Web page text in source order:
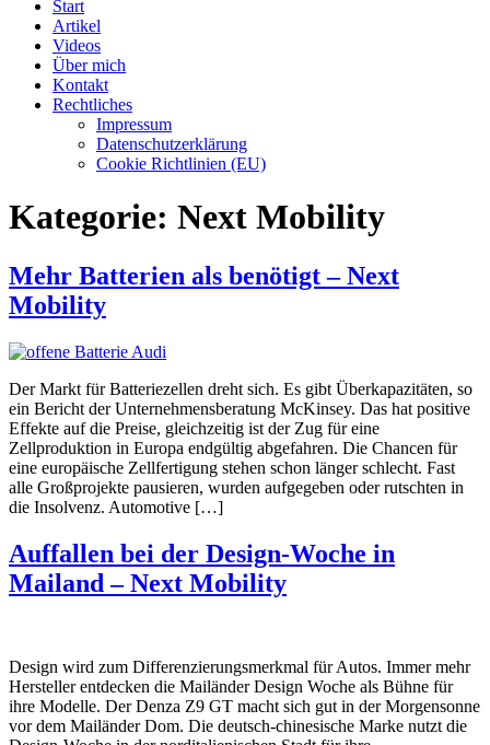
Start
Artikel
Videos
Über mich
Kontakt
Rechtliches
Impressum
Datenschutzerklärung
Cookie Richtlinien (EU)
Kategorie: Next Mobility
Mehr Batterien als benötigt – Next
Mobility
Der Markt für Batteriezellen dreht sich. Es gibt Überkapazitäten, so
ein Bericht der Unternehmensberatung McKinsey. Das hat positive
Effekte auf die Preise, gleichzeitig ist der Zug für eine
Zellproduktion in Europa endgültig abgefahren. Die Chancen für
eine europäische Zellfertigung stehen schon länger schlecht. Fast
alle Großprojekte pausieren, wurden aufgegeben oder rutschten in
die Insolvenz. Automotive […]
Auffallen bei der Design-Woche in
Mailand – Next Mobility
Design wird zum Differenzierungsmerkmal für Autos. Immer mehr
Hersteller entdecken die Mailänder Design Woche als Bühne für
ihre Modelle. Der Denza Z9 GT macht sich gut in der Morgensonne
vor dem Mailänder Dom. Die deutsch-chinesische Marke nutzt die